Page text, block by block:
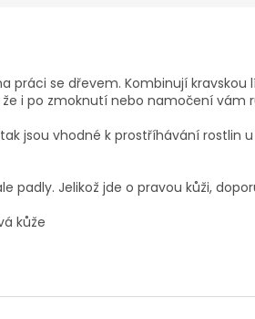
práci se dřevem. Kombinují
i po zmoknutí nebo namočení vám
jsou vhodné k prostříhávání rostlin
padly. Jelikož jde o pravou kůži,
kůže